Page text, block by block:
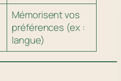
Mémorisent vos
préférences (ex :
langue)